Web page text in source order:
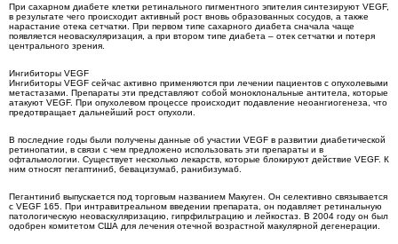
При сахарном диабете клетки ретинального пигментного эпителия синтезируют VEGF,
в результате чего происходит активный рост вновь образованных сосудов, а также
нарастание отека сетчатки. При первом типе сахарного диабета сначала чаще
появляется неоваскуляризация, а при втором типе диабета – отек сетчатки и потеря
центрального зрения.
Ингибиторы VEGF
Ингибиторы VEGF сейчас активно применяются при лечении пациентов с опухолевыми
метастазами. Препараты эти представляют собой моноклональные антитела, которые
атакуют VEGF. При опухолевом процессе происходит подавление неоангиогенеза, что
предотвращает дальнейший рост опухоли.
В последние годы были получены данные об участии VEGF в развитии диабетической
ретинопатии, в связи с чем предложено использовать эти препараты и в
офтальмологии. Существует несколько лекарств, которые блокируют действие VEGF. К
ним относят пегаптиниб, бевацизумаб, ранибизумаб.
Пегантиниб выпускается под торговым названием Макуген. Он селективно связывается
с VEGF 165. При интравитреальном введении препарата, он подавляет ретинальную
патологическую неоваскуляризацию, гипрфильтрацию и лейкостаз. В 2004 году он был
одобрен комитетом США для лечения отечной возрастной макулярной дегенерации.